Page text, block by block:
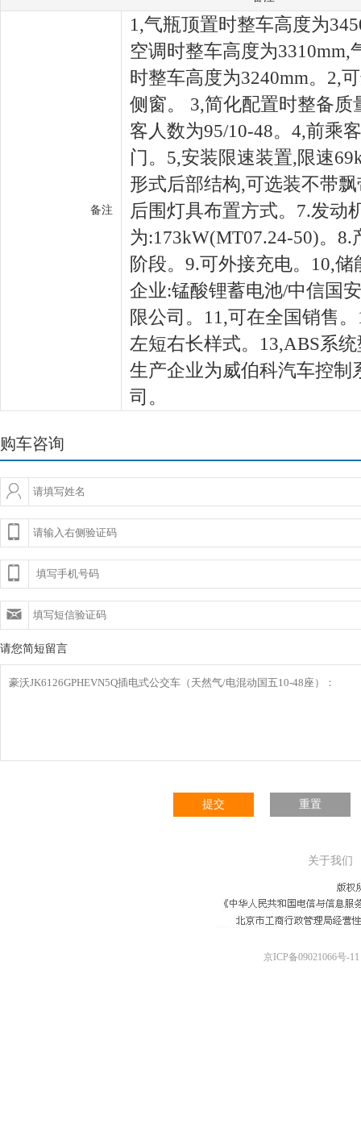
备注
1,气瓶顶置时整车高度为
空调时整车高度为3310mm,
时整车高度为3240mm。2,
侧窗。 3,简化配置时整备质
客人数为95/10-48。4,前乘
门。5,安装限速装置,限速
形式后部结构,可选装不带
后围灯具布置方式。7.发动
为:173kW(MT07.24-50)。
阶段。9.可外接充电。10,
企业:锰酸锂蓄电池/中信国
限公司。11,可在全国销售
左短右长样式。13,ABS系
生产企业为威伯科汽车控制
司。
购车咨询
请您简短留言
提交 重置
关于我们
京ICP备09021066号-11